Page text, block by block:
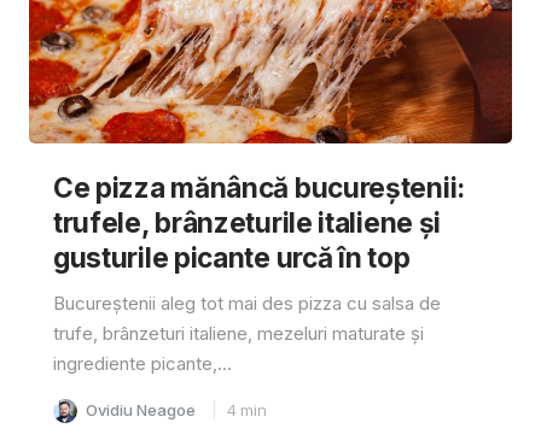
Ce pizza mănâncă bucureștenii:
trufele, brânzeturile italiene și
gusturile picante urcă în top
Bucureștenii aleg tot mai des pizza cu salsa de
trufe, brânzeturi italiene, mezeluri maturate și
ingrediente picante,...
Ovidiu Neagoe 4 min